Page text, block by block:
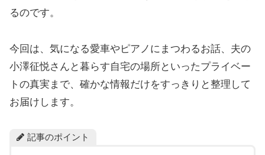
るのです。
今回は、気になる愛車やピアノにまつわるお話、夫の
小澤征悦さんと暮らす自宅の場所といったプライベー
トの真実まで、確かな情報だけをすっきりと整理して
お届けします。
記事のポイント